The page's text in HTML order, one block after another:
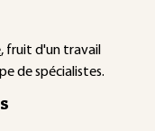
, fruit d'un travail
de spécialistes.